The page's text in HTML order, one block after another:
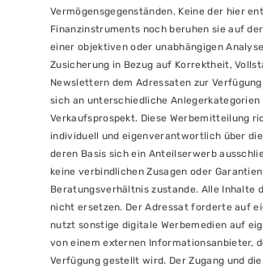
Vermögensgegenständen. Keine der hier
Finanzinstruments noch beruhen sie auf
einer objektiven oder unabhängigen
Zusicherung in Bezug auf Korrektheit,
Newslettern dem Adressaten zur
sich an unterschiedliche
Verkaufsprospekt. Diese Werbemitteilung
individuell und eigenverantwortlich über
deren Basis sich ein Anteilserwerb
keine verbindlichen Zusagen oder
Beratungsverhältnis zustande. Alle Inhalte
nicht ersetzen. Der Adressat forderte auf
nutzt sonstige digitale Werbemedien auf
von einem externen Informationsanbieter,
Verfügung gestellt wird. Der Zugang und